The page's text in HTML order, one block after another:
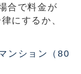
合で料金が
にするか、
ンション（80